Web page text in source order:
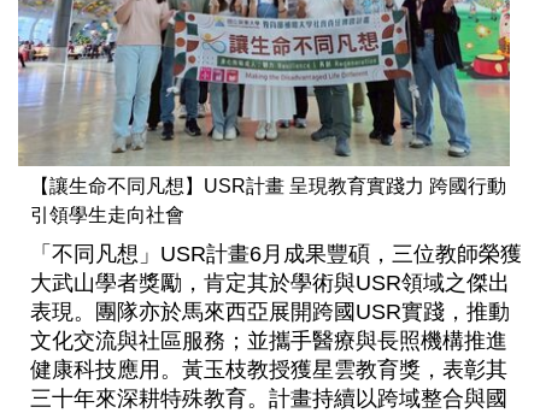
【讓生命不同凡想】USR計畫 呈現教育實踐力 跨國行動
引領學生走向社會
「不同凡想」USR計畫6月成果豐碩，三位教師榮獲
大武山學者獎勵，肯定其於學術與USR領域之傑出
表現。團隊亦於馬來西亞展開跨國USR實踐，推動
文化交流與社區服務；並攜手醫療與長照機構推進
健康科技應用。黃玉枝教授獲星雲教育獎，表彰其
三十年來深耕特殊教育。計畫持續以跨域整合與國